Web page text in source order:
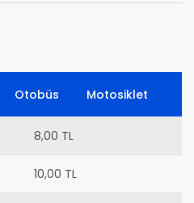
Otobüs Motosiklet
8,00 TL
10,00 TL